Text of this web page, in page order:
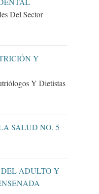
Del Sector
Y
Y Dietistas
SALUD NO. 5
ADULTO Y